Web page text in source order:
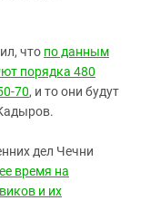
что по данным
порядка 480
70, и то они будут
дел Чечни
время на
и их